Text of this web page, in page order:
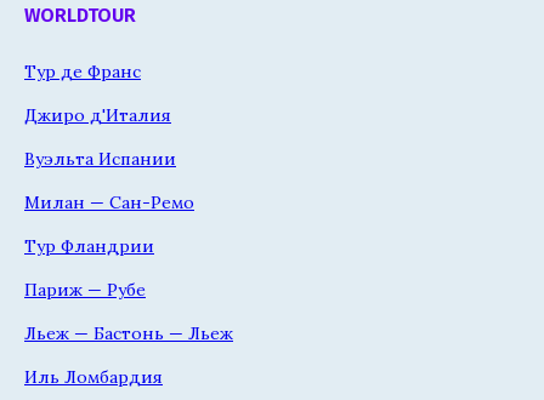
WORLDTOUR
Тур де Франс
Джиро д'Италия
Вуэльта Испании
Милан — Сан-Ремо
Тур Фландрии
Париж — Рубе
Льеж — Бастонь — Льеж
Иль Ломбардия